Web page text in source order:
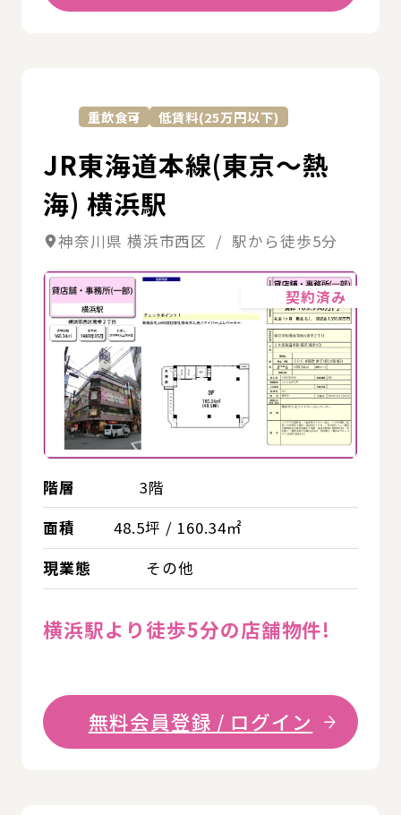
重飲食可 低賃料(25万円以下)
JR東海道本線(東京～熱
海) 横浜駅
神奈川県 横浜市西区 / 駅から徒歩5分
契約済み
階層
3階
面積
48.5坪 / 160.34㎡
現業態
その他
横浜駅より徒歩5分の店舗物件!
無料会員登録 / ログイン